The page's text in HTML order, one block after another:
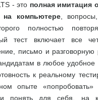
- это полная имитация
на компьютере,
полностью
тест включает все
письмо и
в любое
к реальному
опыте «попробовать»
понять для себя, на